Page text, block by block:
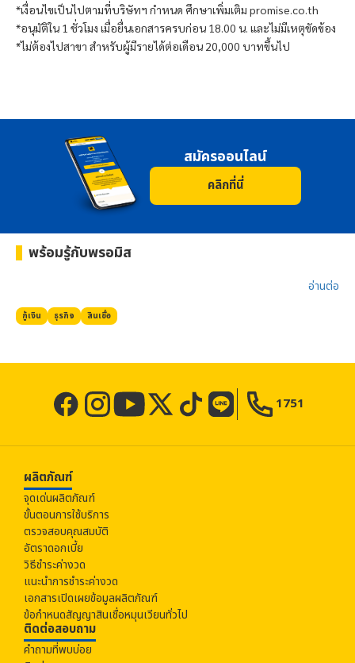
*เงื่อนไขเป็นไปตามที่บริษัทฯ กำหนด ศึกษาเพิ่มเติม promise.co.th
*อนุมัติใน 1 ชั่วโมง เมื่อยื่นเอกสารครบก่อน 18.00 น. และไม่มีเหตุขัดข้อง
*ไม่ต้องไปสาขา สำหรับผู้มีรายได้ต่อเดือน 20,000 บาทขึ้นไป
สมัครออนไลน์
คลิกที่นี่
พร้อมรู้กับพรอมิส
กู้เงิน ธุรกิจ สินเชื่อ
อ่านต่อ​
1751
ผลิตภัณฑ์
จุดเด่นผลิตภัณฑ์
ขั้นตอนการใช้บริการ
ตรวจสอบคุณสมบัติ
อัตราดอกเบี้ย
วิธีชำระค่างวด
แนะนำการชำระค่างวด
เอกสารเปิดเผยข้อมูลผลิตภัณฑ์
ข้อกำหนดสัญญาสินเชื่อหมุนเวียนทั่วไป
ติดต่อสอบถาม
คำถามที่พบบ่อย